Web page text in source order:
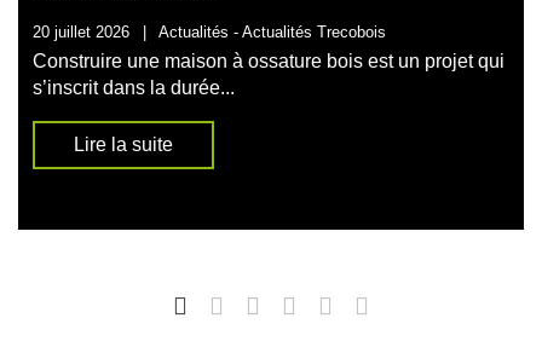
20 juillet 2026 | Actualités - Actualités Trecobois
Construire une maison à ossature bois est un projet qui
s’inscrit dans la durée...
Lire la suite